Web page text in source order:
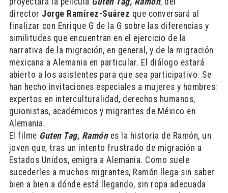
director Jorge Ramírez-Suárez que conversará al
finalizar con Enrique G de la G sobre las diferencias y
similitudes que encuentran en el ejercicio de la
narrativa de la migración, en general, y de la migración
mexicana a Alemania en particular. El diálogo estará
abierto a los asistentes para que sea participativo. Se
han hecho invitaciones especiales a mujeres y hombres:
expertos en interculturalidad, derechos humanos,
guionistas, académicos y migrantes de México en
Alemania.
El filme Guten Tag, Ramónes la historia de Ramón, un
joven que, tras un intento frustrado de migración a
Estados Unidos, emigra a Alemania. Como suele
sucederles a muchos migrantes, Ramón llega sin saber
bien a bien a dónde está llegando, sin ropa adecuada